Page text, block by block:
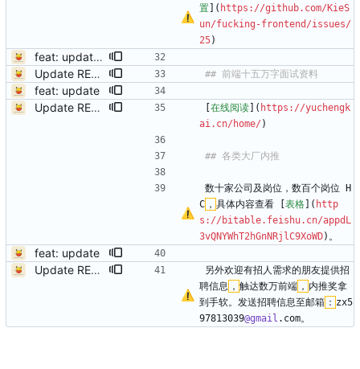
置 ]( https://github.com/KieS
un/fucking-frontend/issues/
25)
feat: update readme
Update README.md
feat: update
Update README.md
在线阅读 ]( https://yuchengk
ai.cn/home/ )
数十家公司及岗位，数百个岗位 H
C ， 具体内容查看 [ 表格 ]( http
s://bitable.feishu.cn/appdL
3vQNYWhT2hGnNRjlC9XoWD)。
feat: update
Update README.md
另外欢迎有招人需求的朋友提供招
聘信息 ， 触达数万前端 ， 内推奖拿
到手软。发送招聘信息至邮箱 ： zx5
97813039@gmail .com。